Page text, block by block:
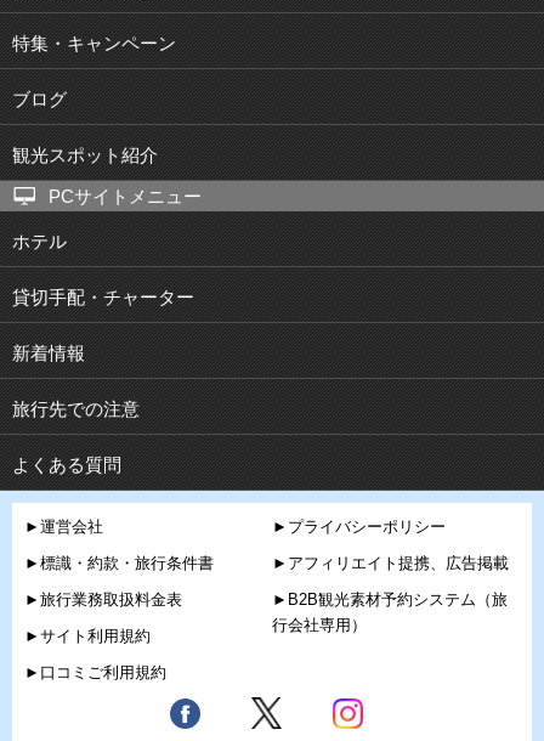
特集・キャンペーン
ブログ
観光スポット紹介
PCサイトメニュー
ホテル
貸切手配・チャーター
新着情報
旅行先での注意
よくある質問
►運営会社
►標識・約款・旅行条件書
►旅行業務取扱料金表
►サイト利用規約
►口コミご利用規約
►プライバシーポリシー
►アフィリエイト提携、広告掲載
►B2B観光素材予約システム（旅
行会社専用）